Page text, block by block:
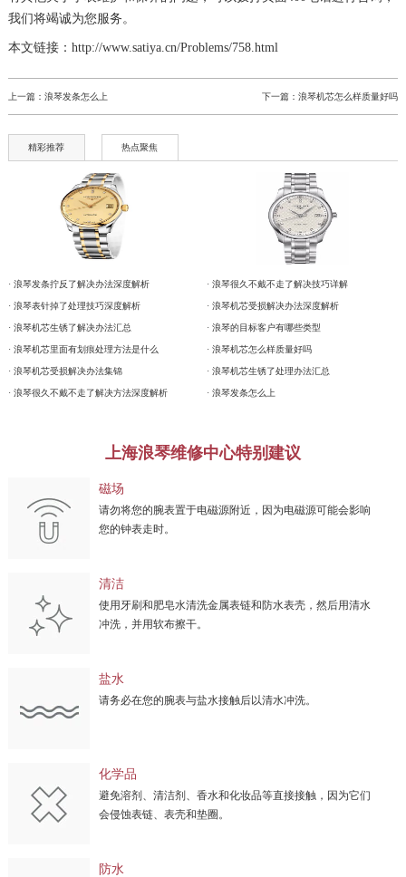
我们将竭诚为您服务。
本文链接：http://www.satiya.cn/Problems/758.html
上一篇： 浪琴发条怎么上 下一篇：浪琴机芯怎么样质量好吗
精彩推荐 热点聚焦
· 浪琴发条拧反了解决办法深度解析
· 浪琴表针掉了处理技巧深度解析
· 浪琴机芯生锈了解决办法汇总
· 浪琴机芯里面有划痕处理方法是什么
· 浪琴机芯受损解决办法集锦
· 浪琴很久不戴不走了解决方法深度解析
· 浪琴很久不戴不走了解决技巧详解
· 浪琴机芯受损解决办法深度解析
· 浪琴的目标客户有哪些类型
· 浪琴机芯怎么样质量好吗
· 浪琴机芯生锈了处理办法汇总
· 浪琴发条怎么上
上海浪琴维修中心特别建议
磁场
请勿将您的腕表置于电磁源附近，因为电磁源可能会影响
您的钟表走时。
清洁
使用牙刷和肥皂水清洗金属表链和防水表壳，然后用清水
冲洗，并用软布擦干。
盐水
请务必在您的腕表与盐水接触后以清水冲洗。
化学品
避免溶剂、清洁剂、香水和化妆品等直接接触，因为它们
会侵蚀表链、表壳和垫圈。
防水